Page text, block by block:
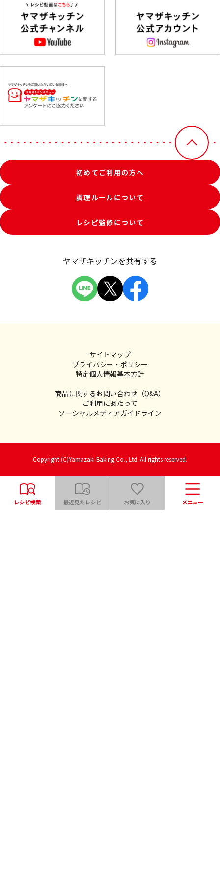
初めてご利用の方へ
調理ルールについて
レシピ監修について
ヤマザキッチンを共有する
サイトマップ
プライバシー・ポリシー
特定個人情報基本方針
商品に関するお問い合わせ（Q&A）
ご利用にあたって
ソーシャルメディアガイドライン
Copyright (C)Yamazaki Baking Co., Ltd. All rights reserved.
レシピ検索 最近見たレシピ お気に入り メニュー